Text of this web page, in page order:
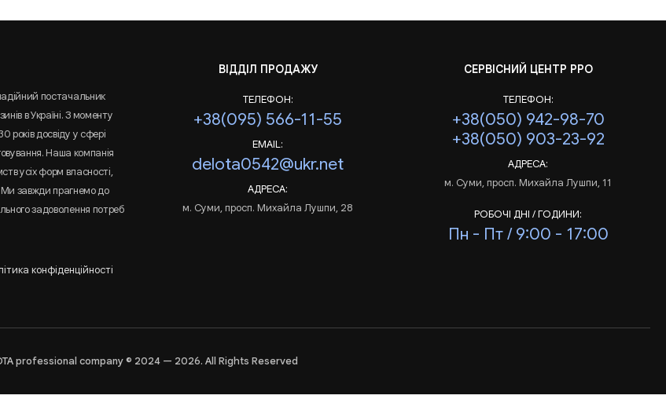
постачальник
в Україні. З моменту
років досвіду у сфері
Наша компанія
усіх форм власності,
завжди прагнемо до
задоволення потреб
конфіденційності
ВІДДІЛ ПРОДАЖУ
ТЕЛЕФОН:
+38(095) 566-11-55
EMAIL:
delota0542@ukr.net
АДРЕСА:
м. Суми, просп. Михайла Лушпи, 28
СЕРВІСНИЙ ЦЕНТР РРО
ТЕЛЕФОН:
+38(050) 942-98-70
+38(050) 903-23-92
АДРЕСА:
м. Суми, просп. Михайла Лушпи, 11
РОБОЧІ ДНІ / ГОДИНИ:
Пн - Пт / 9:00 - 17:00
professional company © 2024 — 2026. All Rights Reserved